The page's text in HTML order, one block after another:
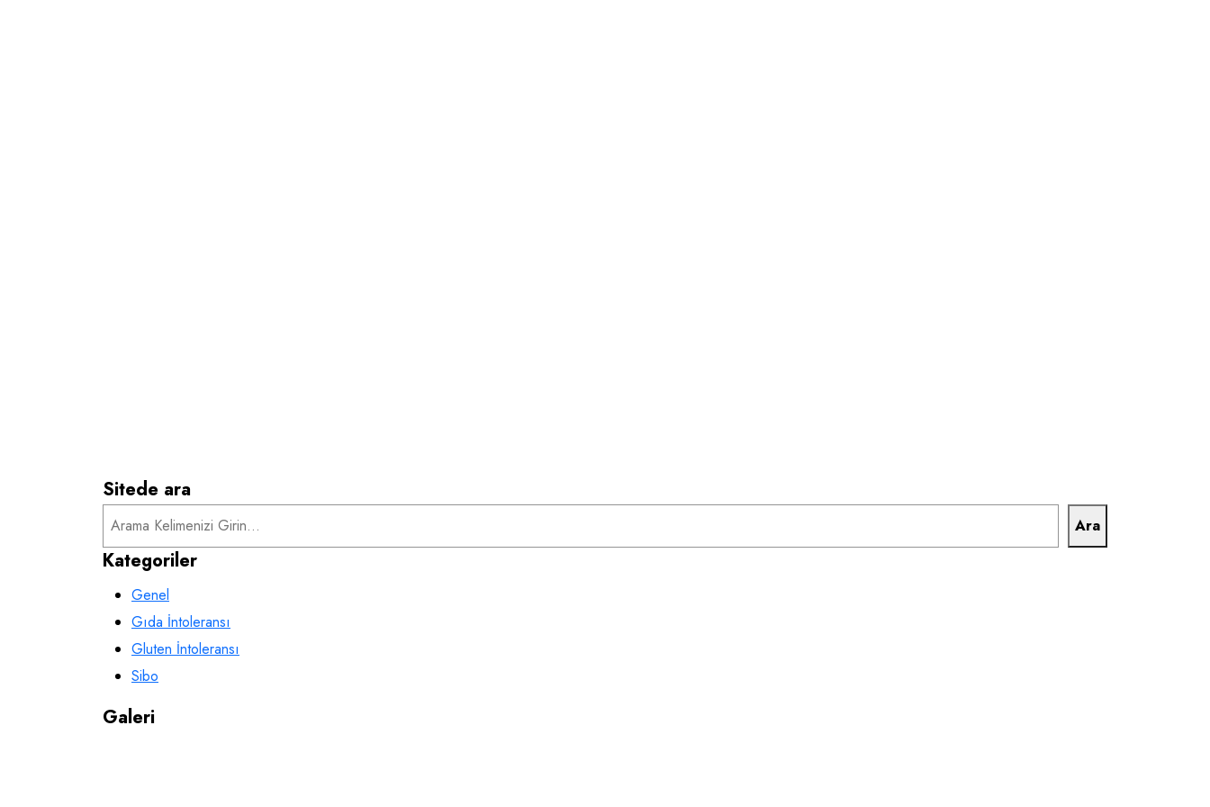
Devamını Oku
Sitede ara
Ara
Kategoriler
Genel
Gıda İntoleransı
Gluten İntoleransı
Sibo
Galeri